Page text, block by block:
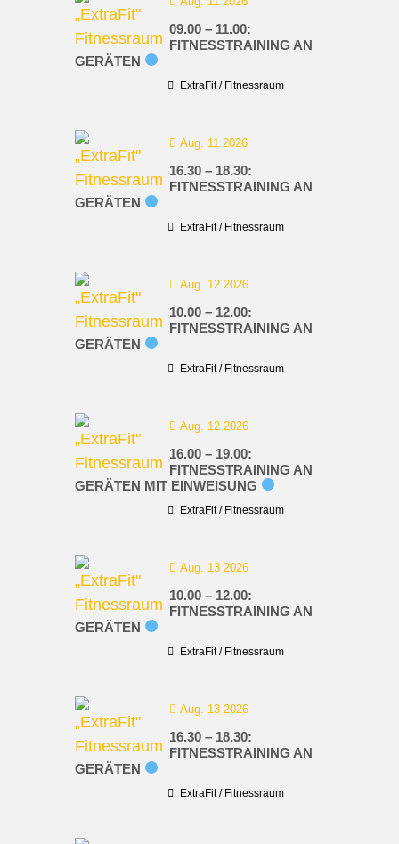
09.00 – 11.00:
FITNESSTRAINING AN
GERÄTEN
ExtraFit / Fitnessraum
Aug. 11 2026
16.30 – 18.30:
FITNESSTRAINING AN
GERÄTEN
ExtraFit / Fitnessraum
Aug. 12 2026
10.00 – 12.00:
FITNESSTRAINING AN
GERÄTEN
ExtraFit / Fitnessraum
Aug. 12 2026
16.00 – 19.00:
FITNESSTRAINING AN
GERÄTEN MIT EINWEISUNG
ExtraFit / Fitnessraum
Aug. 13 2026
10.00 – 12.00:
FITNESSTRAINING AN
GERÄTEN
ExtraFit / Fitnessraum
Aug. 13 2026
16.30 – 18.30:
FITNESSTRAINING AN
GERÄTEN
ExtraFit / Fitnessraum